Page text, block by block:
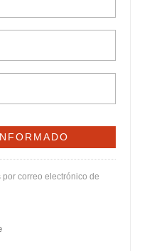
correo electrónico de